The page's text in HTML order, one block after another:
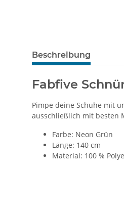
Beschreibung
Fabfive
Pimpe deine Schuhe mit
ausschließlich mit besten
Farbe: Neon Grün
Länge: 140 cm
Material: 100 %